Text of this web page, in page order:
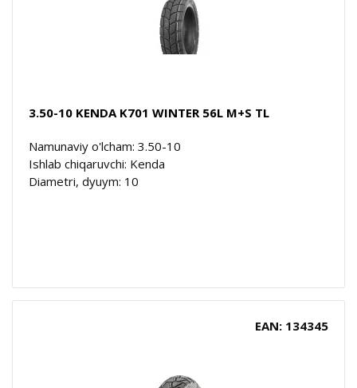
3.50-10 KENDA K701 WINTER 56L M+S TL
Namunaviy o'lcham: 3.50-10
Ishlab chiqaruvchi: Kenda
Diametri, dyuym: 10
EAN: 134345